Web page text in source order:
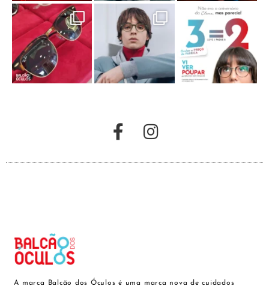
A marca Balcão dos Óculos é uma marca nova de cuidados